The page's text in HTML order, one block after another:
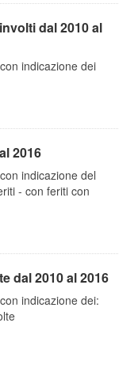
dal 2010 al
indicazione dei
2016
indicazione del
- con feriti con
dal 2010 al 2016
indicazione dei: